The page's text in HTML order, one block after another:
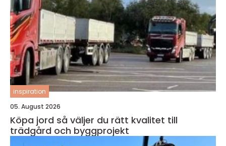
inspiration
05. August 2026
Köpa jord så väljer du rätt kvalitet till
trädgård och byggprojekt